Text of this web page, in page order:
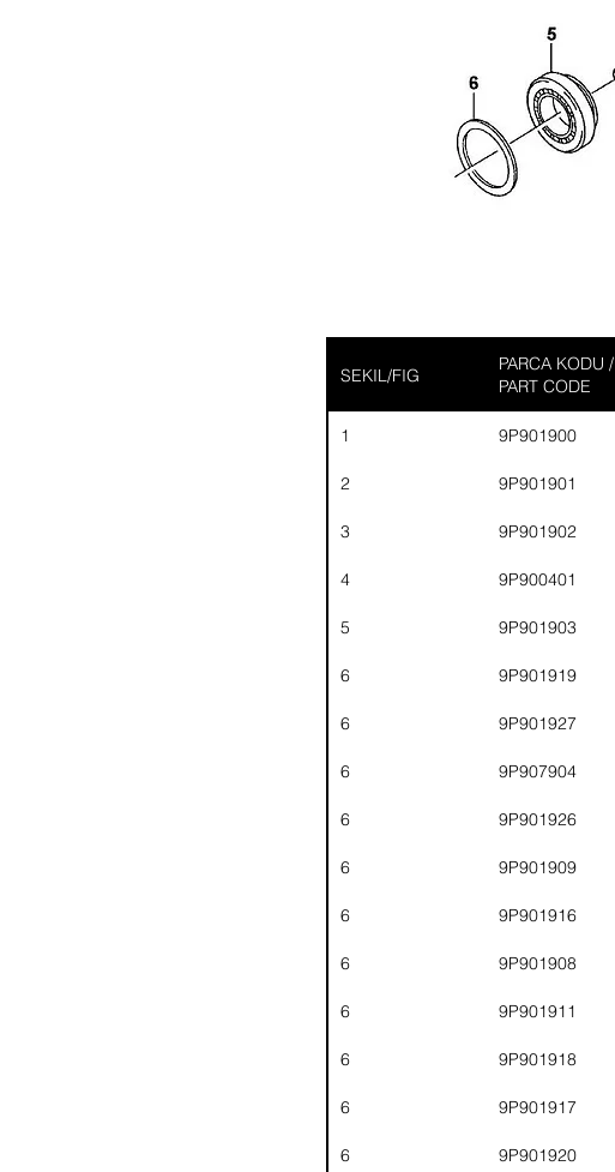
SEKIL/FIG
PARCA KODU /
PART CODE
1 9P901900
2 9P901901
3 9P901902
4 9P900401
5 9P901903
6 9P901919
6 9P901927
6 9P907904
6 9P901926
6 9P901909
6 9P901916
6 9P901908
6 9P901911
6 9P901918
6 9P901917
6 9P901920